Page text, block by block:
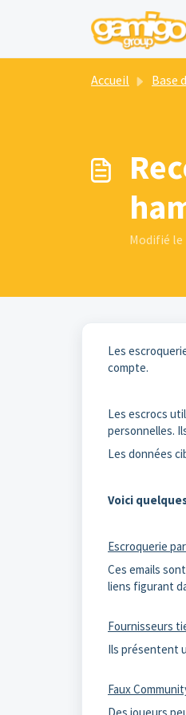
Passer au
Accueil Base de
Modifié le
Les
compte.
Les escrocs
personnelles.
Les données
Voici
Escroquerie
Ces emails
liens figurant
Fournisseurs
Ils présentent
Faux